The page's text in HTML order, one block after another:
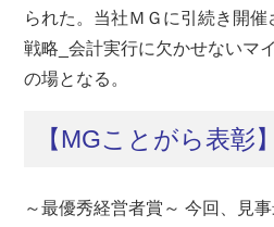
られた。当社ＭＧに引続き開催
戦略_会計実行に欠かせないマ
の場となる。
【MGことがら表彰】
～最優秀経営者賞～ 今回、見